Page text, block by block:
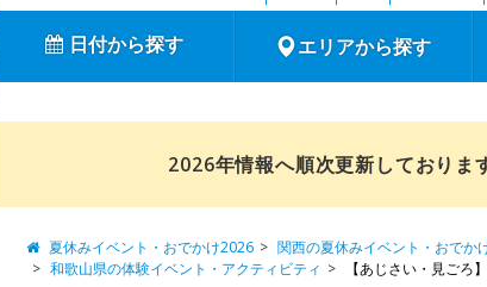
日付から探す エリアから探す
2026年情報へ順次更新しておりま
夏休みイベント・おでかけ2026 関西の夏休みイベント・おでか
和歌山県の体験イベント・アクティビティ
【あじさい・見ごろ